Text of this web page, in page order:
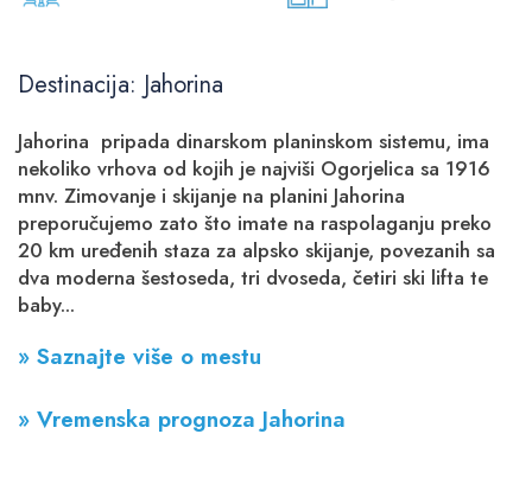
Destinacija: Jahorina
Jahorina pripada dinarskom planinskom sistemu, ima
nekoliko vrhova od kojih je najviši Ogorjelica sa 1916
mnv. Zimovanje i skijanje na planini Jahorina
preporučujemo zato što imate na raspolaganju preko
20 km uređenih staza za alpsko skijanje, povezanih sa
dva moderna šestoseda, tri dvoseda, četiri ski lifta te
baby...
» Saznajte više o mestu
» Vremenska prognoza Jahorina